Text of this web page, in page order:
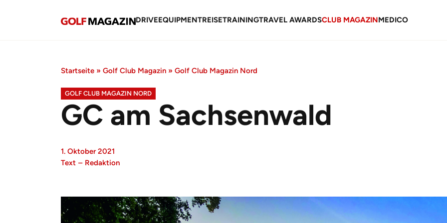
DRIVEEQUIPMENTREISETRAININGTRAVEL AWARDSCLUB MAGAZINMEDICO
Startseite » Golf Club Magazin » Golf Club Magazin Nord
GOLF CLUB MAGAZIN NORD
GC am Sachsenwald
1. Oktober 2021
Text – Redaktion